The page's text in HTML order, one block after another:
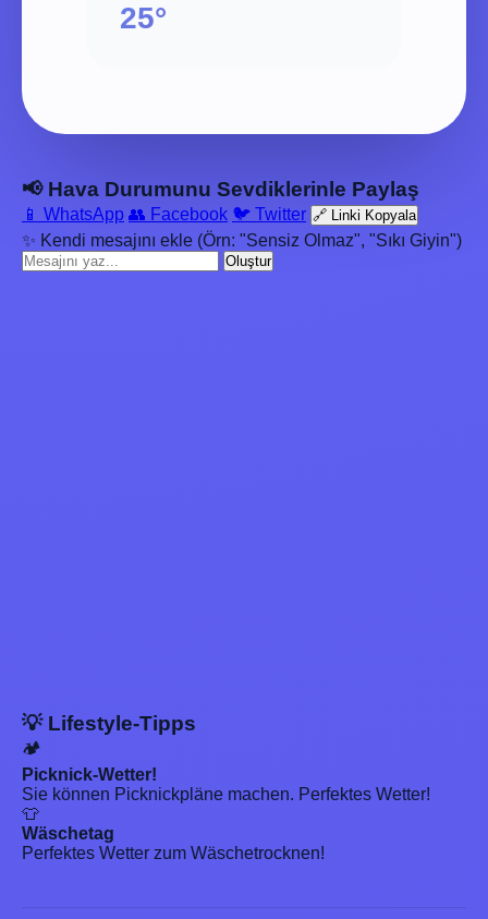
25°
📢 Hava Durumunu Sevdiklerinle Paylaş
📱 WhatsApp 👥 Facebook 🐦 Twitter 🔗 Linki Kopyala
✨ Kendi mesajını ekle (Örn: "Sensiz Olmaz", "Sıkı Giyin")
Oluştur
💡 Lifestyle-Tipps
🏕️
Picknick-Wetter!
Sie können Picknickpläne machen. Perfektes Wetter!
👕
Wäschetag
Perfektes Wetter zum Wäschetrocknen!